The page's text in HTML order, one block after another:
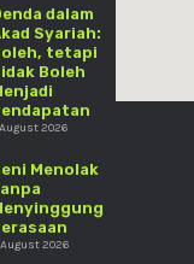
dalam
Syariah:
tetapi
Boleh
2026
Menolak
2026